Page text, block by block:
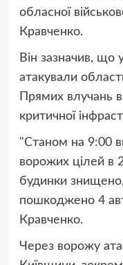
обласної
Кравченко.
Він зазначив, що
атакували
Прямих влучань
критичної
"Станом на 9:00
ворожих цілей в
будинки
пошкоджено 4
Кравченко.
Через ворожу